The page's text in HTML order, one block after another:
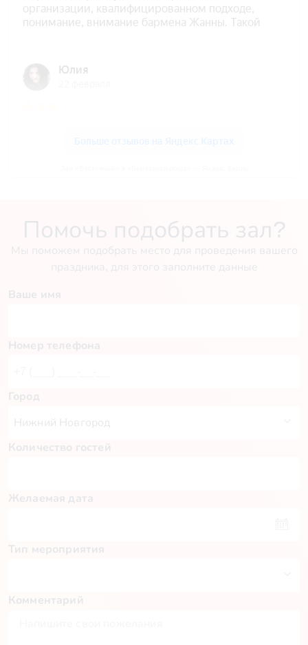
Помочь подобрать зал?
Мы поможем подобрать место для проведения вашего
праздника, для этого заполните данные
Ваше имя
Номер телефона
Город
Количество гостей
Желаемая дата
Пн Вт
Тип мероприятия
Комментарий